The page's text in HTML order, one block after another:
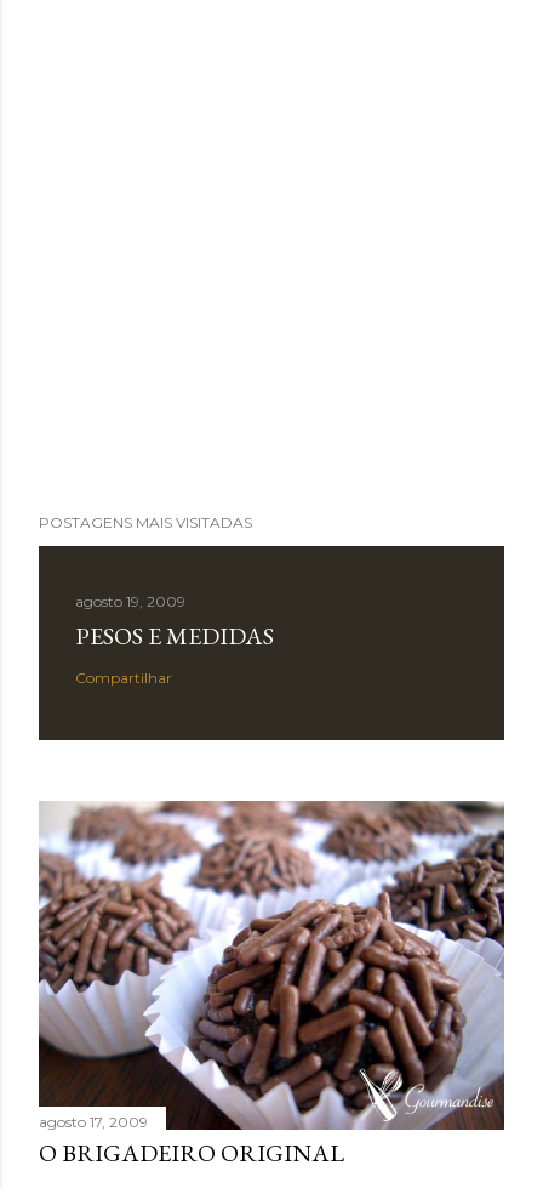
POSTAGENS MAIS VISITADAS
agosto 19, 2009
PESOS E MEDIDAS
Compartilhar
agosto 17, 2009
O BRIGADEIRO ORIGINAL